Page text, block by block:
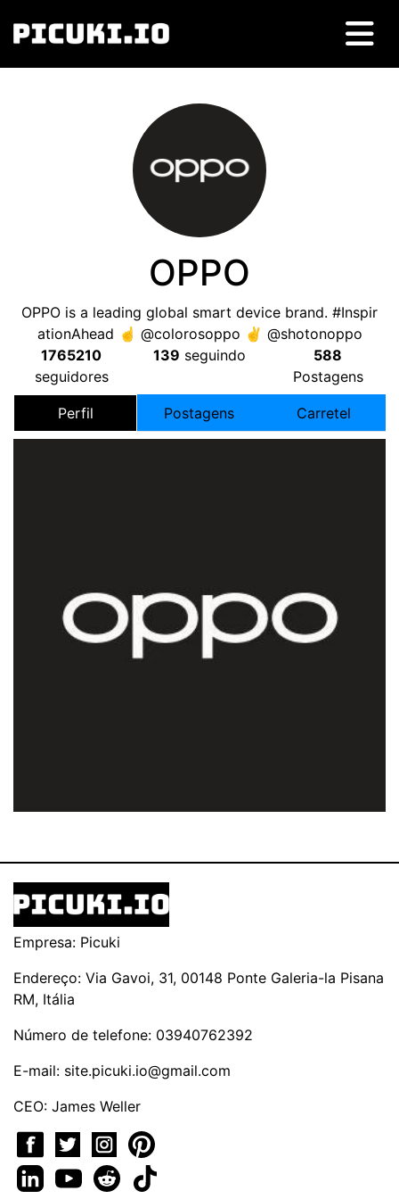
OPPO
OPPO is a leading global smart device brand. #Inspir
ationAhead ☝️ @colorosoppo ✌️ @shotonoppo
1765210
seguidores
139 seguindo
588
Postagens
Perfil Postagens Carretel
Empresa: Picuki
Endereço: Via Gavoi, 31, 00148 Ponte Galeria-la Pisana
RM, Itália
Número de telefone: 03940762392
E-mail: site.picuki.io@gmail.com
CEO: James Weller